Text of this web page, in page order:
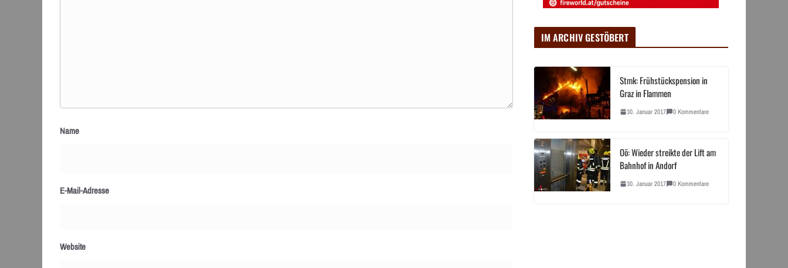
Name
E-Mail-Adresse
Website
IM ARCHIV GESTÖBERT
Stmk: Frühstückspension in
Graz in Flammen
30. Januar 2017 0 Kommentare
Oö: Wieder streikte der Lift am
Bahnhof in Andorf
30. Januar 2017 0 Kommentare